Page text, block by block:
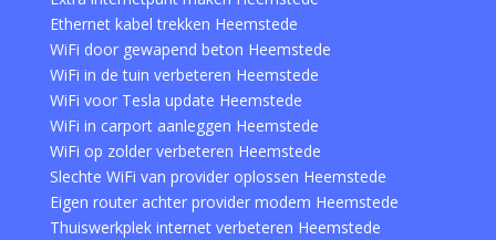
Ethernet kabel trekken Heemstede
WiFi door gewapend beton Heemstede
WiFi in de tuin verbeteren Heemstede
WiFi voor Tesla update Heemstede
WiFi in carport aanleggen Heemstede
WiFi op zolder verbeteren Heemstede
Slechte WiFi van provider oplossen Heemstede
Eigen router achter provider modem Heemstede
Thuiswerkplek internet verbeteren Heemstede